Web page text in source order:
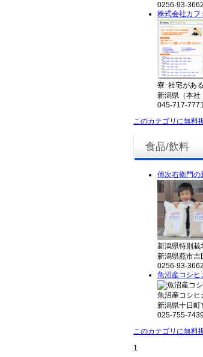
0256-93-3662
株式会社カフ
寮･社宅があ
新潟県（本社
045-717-7771
このカテゴリに無料
食品/飲料
傅次右衛門の
新潟県特別
新潟県燕市
0256-93-3662
魚沼産コシヒ
魚沼産コシヒ
新潟県十日
025-755-
このカテゴリに無料
1